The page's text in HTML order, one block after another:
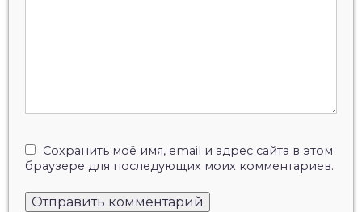
Сохранить моё имя, email и адрес сайта в этом
браузере для последующих моих комментариев.